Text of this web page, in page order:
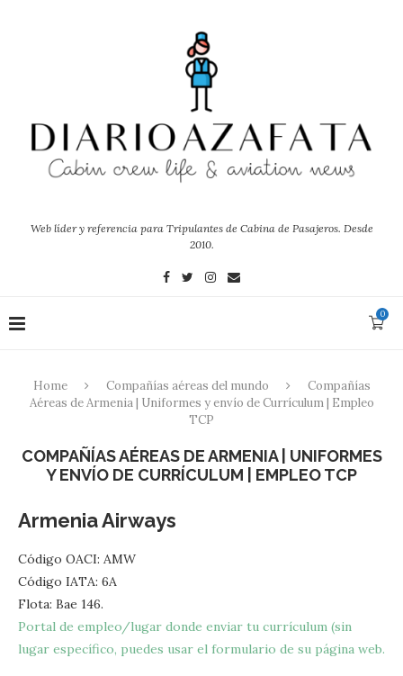
Web líder y referencia para Tripulantes de Cabina de Pasajeros. Desde
2010.
0
Home Compañías aéreas del mundo
Compañías
Aéreas de Armenia | Uniformes y envío de Currículum | Empleo
TCP
COMPAÑÍAS AÉREAS DE ARMENIA | UNIFORMES
Y ENVÍO DE CURRÍCULUM | EMPLEO TCP
Armenia Airways
Código OACI: AMW
Código IATA: 6A
Flota: Bae 146.
Portal de empleo/lugar donde enviar tu currículum (sin
lugar específico, puedes usar el formulario de su página web.